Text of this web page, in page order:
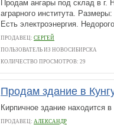
Продам ангары под склад в г.
аграрного института.
Есть электроэнергия.
ПРОДАВЕЦ: СЕРГЕЙ
ПОЛЬЗОВАТЕЛЬ ИЗ НОВОСИБИРСКА
КОЛИЧЕСТВО ПРОСМОТРОВ: 29
Продам здание в
Кирпичное здание находится в
ПРОДАВЕЦ: АЛЕКСАНДР